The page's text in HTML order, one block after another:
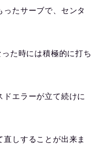
ったサーブで、センタ
た時には積極的に打ち
ドエラーが立て続けに
しすることが出来ま